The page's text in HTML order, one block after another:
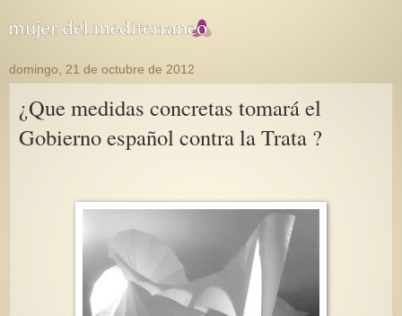
domingo, 21 de octubre de 2012
¿Que medidas concretas tomará el
Gobierno español contra la Trata ?